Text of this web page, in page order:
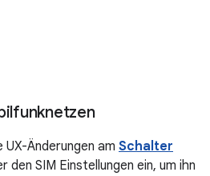
Änderungen am Schalter
den SIM Einstellungen ein, um ihn